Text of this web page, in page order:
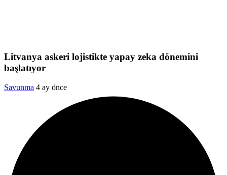
Litvanya askeri lojistikte yapay zeka dönemini
başlatıyor
Savunma 4 ay önce